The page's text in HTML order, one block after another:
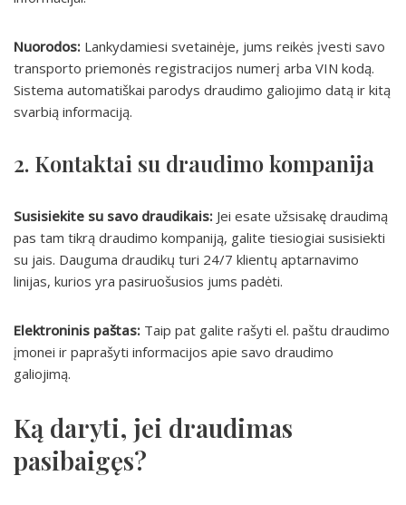
Nuorodos: Lankydamiesi svetainėje, jums reikės įvesti savo
transporto priemonės registracijos numerį arba VIN kodą.
Sistema automatiškai parodys draudimo galiojimo datą ir kitą
svarbią informaciją.
2. Kontaktai su draudimo kompanija
Susisiekite su savo draudikais: Jei esate užsisakę draudimą
pas tam tikrą draudimo kompaniją, galite tiesiogiai susisiekti
su jais. Dauguma draudikų turi 24/7 klientų aptarnavimo
linijas, kurios yra pasiruošusios jums padėti.
Elektroninis paštas: Taip pat galite rašyti el. paštu draudimo
įmonei ir paprašyti informacijos apie savo draudimo
galiojimą.
Ką daryti, jei draudimas
pasibaigęs?